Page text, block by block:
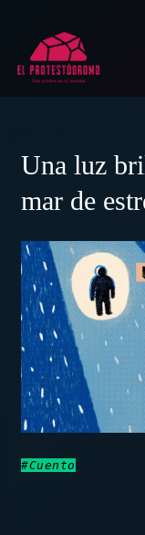
contenido
Una luz
mar de
#Cuento